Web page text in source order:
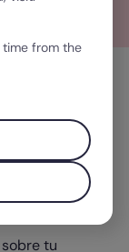
tu
from the